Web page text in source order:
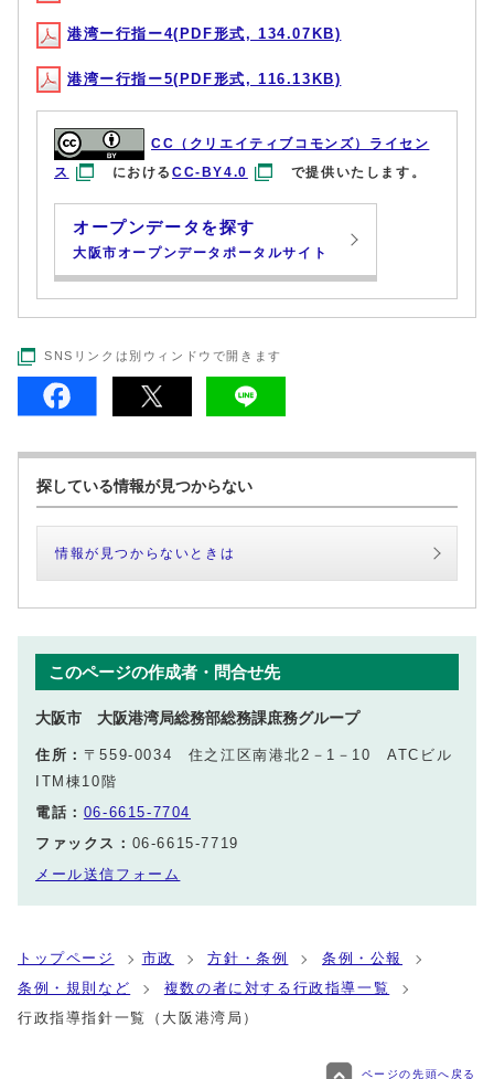
港湾ー行指ー4(PDF形式, 134.07KB)
港湾ー行指ー5(PDF形式, 116.13KB)
CC（クリエイティブコモンズ）ライセン
ス
におけるCC-BY4.0 で提供いたします。
オープンデータを探す
大阪市オープンデータポータルサイト
SNSリンクは別ウィンドウで開きます
探している情報が見つからない
情報が見つからないときは
このページの作成者・問合せ先
大阪市 大阪港湾局総務部総務課庶務グループ
住所： 〒559-0034 住之江区南港北2－1－10 ATCビル
ITM棟10階
電話： 06-6615-7704
ファックス： 06-6615-7719
メール送信フォーム
トップページ 市政 方針・条例
条例・公報
条例・規則など
複数の者に対する行政指導一覧
行政指導指針一覧（大阪港湾局）
ページの先頭へ戻る